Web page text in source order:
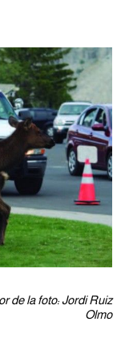
de la foto: Jordi Ruiz
Olmo